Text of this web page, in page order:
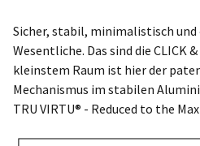
Sicher, stabil, minimalistisch
Wesentliche. Das sind die CLICK
kleinstem Raum ist hier der
Mechanismus im stabilen
TRU VIRTU® - Reduced to the